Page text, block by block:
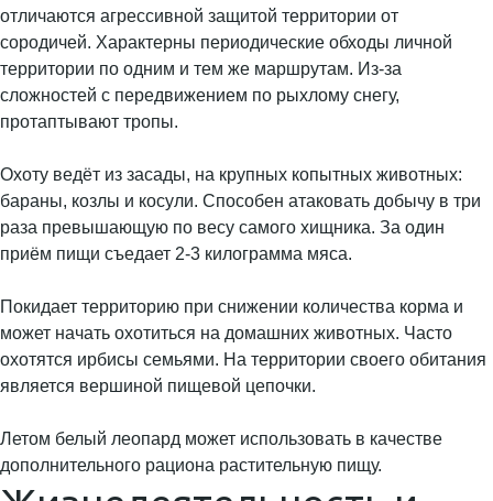
отличаются агрессивной защитой территории от
сородичей. Характерны периодические обходы личной
территории по одним и тем же маршрутам. Из-за
сложностей с передвижением по рыхлому снегу,
протаптывают тропы.
Охоту ведёт из засады, на крупных копытных животных:
бараны, козлы и косули. Способен атаковать добычу в три
раза превышающую по весу самого хищника. За один
приём пищи съедает 2-3 килограмма мяса.
Покидает территорию при снижении количества корма и
может начать охотиться на домашних животных. Часто
охотятся ирбисы семьями. На территории своего обитания
является вершиной пищевой цепочки.
Летом белый леопард может использовать в качестве
дополнительного рациона растительную пищу.